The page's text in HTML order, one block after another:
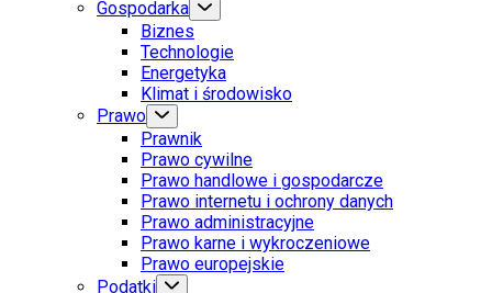
Gospodarka
Biznes
Technologie
Energetyka
Klimat i środowisko
Prawo
Prawnik
Prawo cywilne
Prawo handlowe i gospodarcze
Prawo internetu i ochrony danych
Prawo administracyjne
Prawo karne i wykroczeniowe
Prawo europejskie
Podatki